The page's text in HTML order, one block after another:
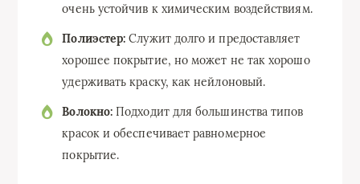
очень устойчив к химическим воздействиям.
Полиэстер: Служит долго и предоставляет
хорошее покрытие, но может не так хорошо
удерживать краску, как нейлоновый.
Волокно: Подходит для большинства типов
красок и обеспечивает равномерное
покрытие.